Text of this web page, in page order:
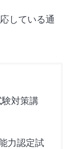
している通
対策講
力認定試